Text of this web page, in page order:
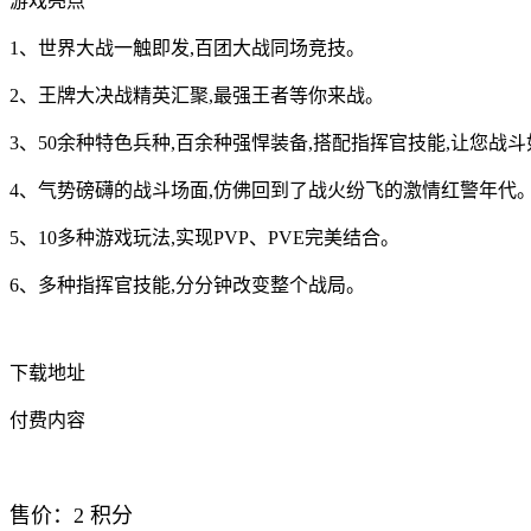
1、世界大战一触即发,百团大战同场竞技。
2、王牌大决战精英汇聚,最强王者等你来战。
3、50余种特色兵种,百余种强悍装备,搭配指挥官技能,让您战斗
4、气势磅礴的战斗场面,仿佛回到了战火纷飞的激情红警年代。
5、10多种游戏玩法,实现PVP、PVE完美结合。
6、多种指挥官技能,分分钟改变整个战局。
下载地址
付费内容
售价： 2 积分